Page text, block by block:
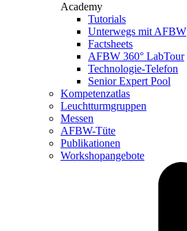
Academy
Tutorials
Unterwegs mit AFBW
Factsheets
AFBW 360° LabTour
Technologie-Telefon
Senior Expert Pool
Kompetenzatlas
Leuchtturm­gruppen
Messen
AFBW-Tüte
Publikationen
Workshopangebote